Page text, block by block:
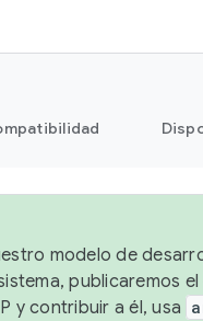
modelo de
publicaremos
y contribuir a él, usa